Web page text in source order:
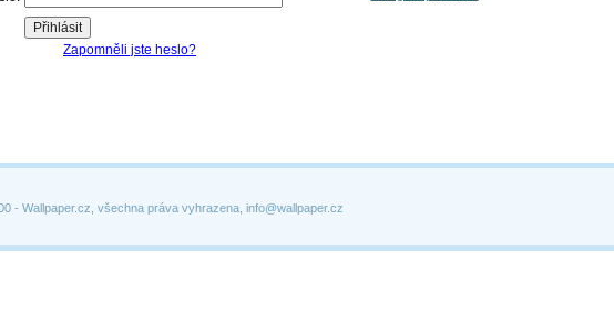
- Wallpaper.cz, všechna práva vyhrazena, info@wallpaper.cz